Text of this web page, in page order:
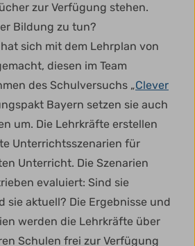
zur Verfügung stehen.
Bildung zu tun?
sich mit dem Lehrplan von
diesen im Team
des Schulversuchs „Clever
Bayern setzen sie auch
um. Die Lehrkräfte erstellen
Unterrichtsszenarien für
Unterricht. Die Szenarien
evaluiert: Sind sie
sie aktuell? Die Ergebnisse und
werden die Lehrkräfte über
Schulen frei zur Verfügung